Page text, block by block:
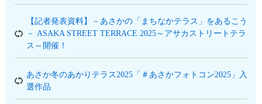
【記者発表資料】－あさかの「まちなかテラス」をあるこう
－ ASAKA STREET TERRACE 2025～アサカストリートテラ
ス～開催！
あさか冬のあかりテラス2025「＃あさかフォトコン2025」入
選作品